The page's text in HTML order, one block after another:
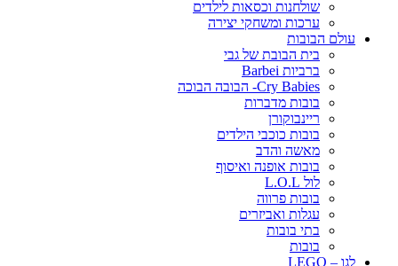
שולחנות וכסאות לילדים
ערכות ומשחקי יצירה
עולם הבובות
בית הבובת של גבי
ברביות Barbei
Cry Babies- הבובה הבוכה
בובות מדברות
ריינבוקורן
בובות כוכבי הילדים
מאשה והדב
בובות אופנה ואיסוף
לול L.O.L
בובות פרווה
עגלות ואביזרים
בתי בובות
בובות
לגו – LEGO